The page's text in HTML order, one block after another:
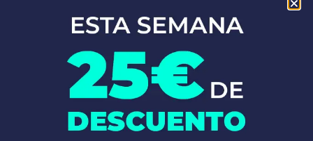
instalación de fontanería? No busques más. Somos expertos en
reparaciones de tuberías, desatascos, instalaciones de grifería,
calentadores, calderas y mucho más. Utilizamos materiales de
alta calidad y las técnicas más avanzadas para asegurarnos de
que tu sistema de fontanería funcione perfectamente.
No esperes más!
Llámanos ahora y descubre por qué tantos
de fontanería de manera rápida, eficiente y a precios
competitivos en Algar De Palància. ¡Estamos aquí para ti,